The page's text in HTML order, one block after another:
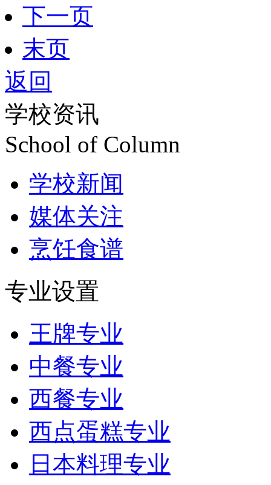
下一页
末页
返回
学校资讯
School of Column
学校新闻
媒体关注
烹饪食谱
专业设置
王牌专业
中餐专业
西餐专业
西点蛋糕专业
日本料理专业